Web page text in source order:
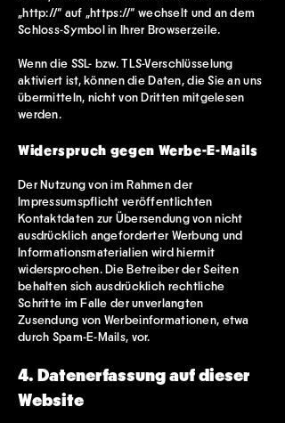
„http://“ auf „https://“ wechselt und an dem
Schloss-Symbol in Ihrer Browserzeile.
Wenn die SSL- bzw. TLS-Verschlüsselung
aktiviert ist, können die Daten, die Sie an uns
übermitteln, nicht von Dritten mitgelesen
werden.
Widerspruch gegen Werbe-E-Mails
Der Nutzung von im Rahmen der
Impressumspflicht veröffentlichten
Kontaktdaten zur Übersendung von nicht
ausdrücklich angeforderter Werbung und
Informationsmaterialien wird hiermit
widersprochen. Die Betreiber der Seiten
behalten sich ausdrücklich rechtliche
Schritte im Falle der unverlangten
Zusendung von Werbeinformationen, etwa
durch Spam-E-Mails, vor.
4. Datenerfassung auf dieser
Website